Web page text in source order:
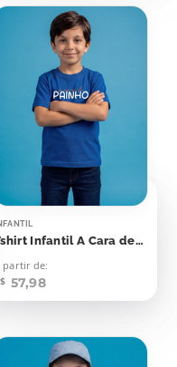
Tshirt Infantil A Cara de Painho
partir de:
57,98